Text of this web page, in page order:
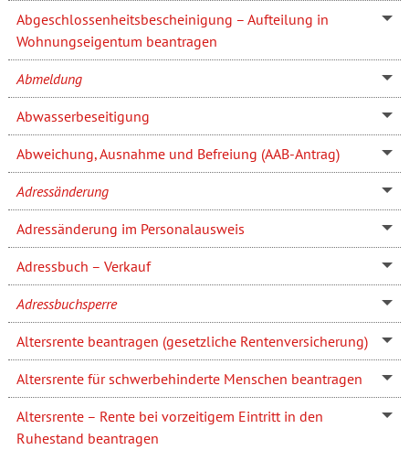
Abgeschlossenheitsbescheinigung – Aufteilung in
Wohnungseigentum beantragen
Abmeldung
Abwasserbeseitigung
Abweichung, Ausnahme und Befreiung (AAB-Antrag)
Adressänderung
Adressänderung im Personalausweis
Adressbuch – Verkauf
Adressbuchsperre
Altersrente beantragen (gesetzliche Rentenversicherung)
Altersrente für schwerbehinderte Menschen beantragen
Altersrente – Rente bei vorzeitigem Eintritt in den
Ruhestand beantragen